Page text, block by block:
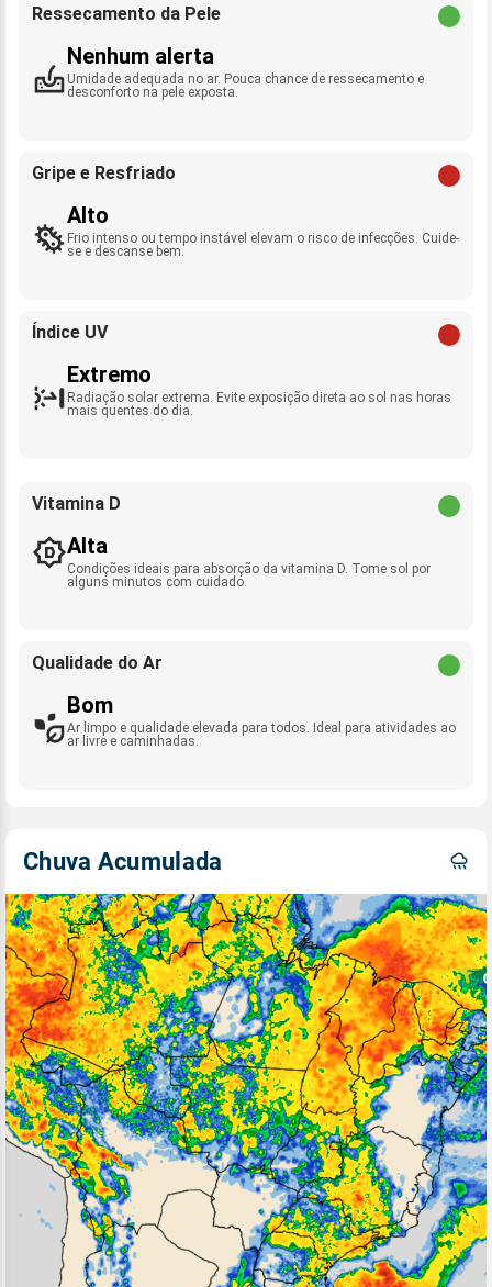
Ressecamento da Pele
Nenhum alerta
Umidade adequada no ar. Pouca chance de ressecamento e
desconforto na pele exposta.
Gripe e Resfriado
Alto
Frio intenso ou tempo instável elevam o risco de infecções. Cuide-
se e descanse bem.
Índice UV
Extremo
Radiação solar extrema. Evite exposição direta ao sol nas horas
mais quentes do dia.
Vitamina D
Alta
Condições ideais para absorção da vitamina D. Tome sol por
alguns minutos com cuidado.
Qualidade do Ar
Bom
Ar limpo e qualidade elevada para todos. Ideal para atividades ao
ar livre e caminhadas.
Chuva Acumulada